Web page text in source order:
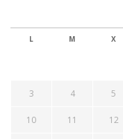
L M X
3 4 5
10 11 12